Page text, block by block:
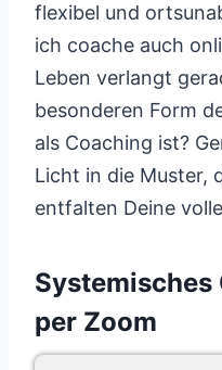
flexibel und
ich coache auch
Leben verlangt
besonderen Form
als Coaching ist?
Licht in die Muster,
entfalten Deine
per Zoom